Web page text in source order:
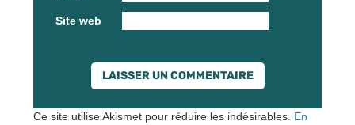
Site web
Ce site utilise Akismet pour réduire les indésirables. En